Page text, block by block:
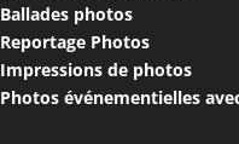
Ballades photos
Reportage Photos
Impressions de photos
Photos événementielles